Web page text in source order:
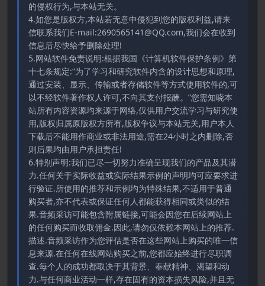
的侵权行为,与本站无关。
4.如您是版权方,本站若无意中侵犯到您的版权利益,请来
信联系我们E-mail:2690565141@QQ.com,我们会在收到
信息后尽快给予删除处理!
5.网站软件免责说明:根据我国《计算机软件保护条例》第
十七条规定:“为了学习和研究软件内含的设计思想和原理,
通过安装、显示、传输或者存储软件等方式使用软件的,可
以不经软件著作权人许可,不向其支付报酬。”您需知晓本
站所有内容资源均来源于网络,仅供用户交流学习与研究使
用,版权归属原版权方所有,版权争议与本站无关,用户本人
下载后不能用作商业或非法用途,需在24小时之内删除,否
则后果均由用户承担责任!
6.特别声明:我们已尽一切努力准确呈现我们的产品及其潜
力.任何关于实际收益或实际结果示例的声明均可应要求进
行验证.所使用的推荐和示例均为特殊结果,不适用于普通
购买者,亦不代表或保证任何人都能获得相同或类似的结
果.音频采访可能包含附属链接,可能会因您在后续网站上
的任何购买而收取佣金.因此,请勿仅依赖本网站上的推荐.
描述.音频采访作为您评估是否在这些网站上购买的唯一信
息来源.在任何在线网站购买之前,您都应始终进行尽职调
查.每个人的成功都取决于其背景、奉献精神、渴望和动
力.与任何商业活动一样,存在固有的资本损失风险,并且无